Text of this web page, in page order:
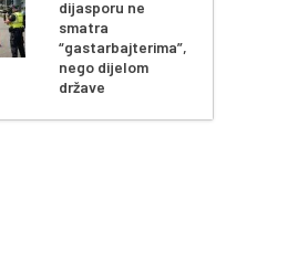
dijasporu ne
smatra
“gastarbajterima”,
nego dijelom
države